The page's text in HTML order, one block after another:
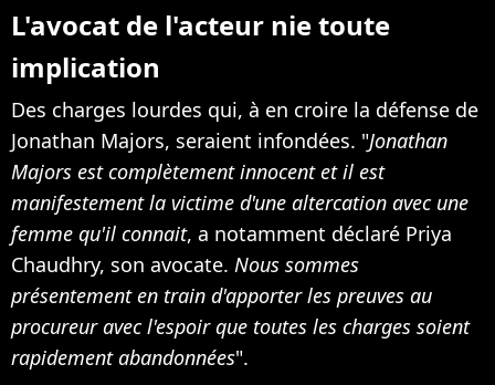
L'avocat de l'acteur nie toute
implication
Des charges lourdes qui, à en croire la défense de
Jonathan Majors, seraient infondées. "Jonathan
Majors est complètement innocent et il est
manifestement la victime d'une altercation avec une
femme qu'il connait, a notamment déclaré Priya
Chaudhry, son avocate. Nous sommes
présentement en train d'apporter les preuves au
procureur avec l'espoir que toutes les charges soient
rapidement abandonnées".